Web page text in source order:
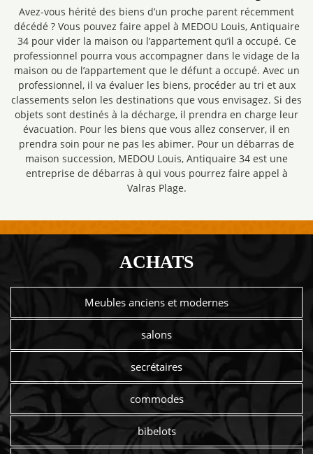
Avez-vous hérité des biens d’un proche parent récemment
décédé ? Vous pouvez faire appel à MEDOU Louis, Antiquaire
34 pour vider la maison ou l’appartement qu’il a occupé. Ce
professionnel pourra vous accompagner dans le vidage de la
maison ou de l’appartement que le défunt a occupé. Avec un
professionnel, il va évaluer les biens, procéder au tri et aux
classements selon les destinations que vous envisagez. Si des
objets sont destinés à la décharge, il prendra en charge leur
évacuation. Pour les biens que vous allez conserver, il en
prendra soin pour ne pas les abimer. Pour un débarras de
maison succession, MEDOU Louis, Antiquaire 34 est une
entreprise de débarras à qui vous pourrez faire appel à
Valras Plage.
ACHATS
Meubles anciens et modernes
salons
secrétaires
commodes
bibelots